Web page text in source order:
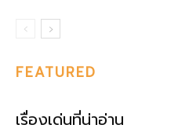
FEATURED
เรื่องเด่นที่น่าอ่าน